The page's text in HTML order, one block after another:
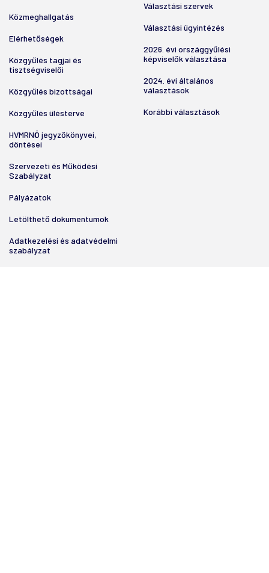
Közmeghallgatás
Elérhetőségek
Közgyűlés tagjai és
tisztségviselői
Közgyűlés bizottságai
Közgyűlés ülésterve
HVMRNÖ jegyzőkönyvei,
döntései
Szervezeti és Működési
Szabályzat
Pályázatok
Letölthető dokumentumok
Adatkezelési és adatvédelmi
szabályzat
Választási szervek
Választási ügyintézés
2026. évi országgyűlési
képviselők választása
2024. évi általános
választások
Korábbi választások